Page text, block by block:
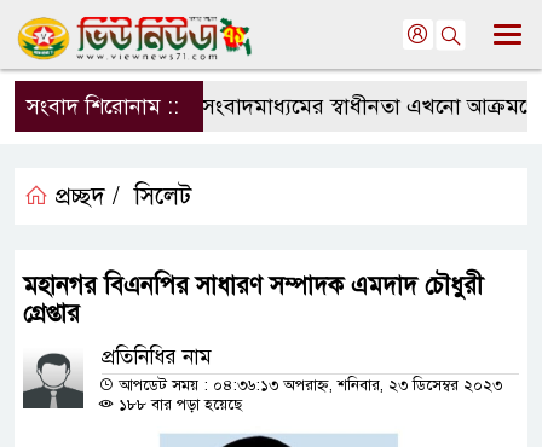
সংবাদ শিরোনাম ::সংবাদমাধ্যমের স্বাধীনতা এখনো আক্রমণের
প্রচ্ছদ / সিলেট
মহানগর বিএনপির সাধারণ সম্পাদক এমদাদ চৌধুরী
গ্রেপ্তার
প্রতিনিধির নাম
আপডেট সময় : ০৪:৩৬:১৩ অপরাহ্ন, শনিবার, ২৩ ডিসেম্বর ২০২৩
১৮৮ বার পড়া হয়েছে